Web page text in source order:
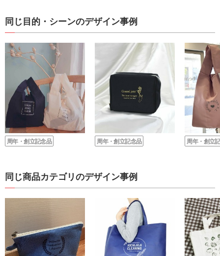
同じ目的・シーンのデザイン事例
周年・創立記念品 周年・創立記念品 周年・創立
同じ商品カテゴリのデザイン事例